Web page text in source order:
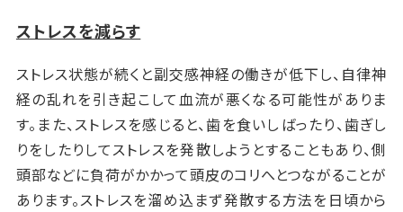
浄をする手間がかかります。長く使っているうちに故障す
ストレスを減らす
ストレス状態が続くと副交感神経の働きが低下し、自律神
経の乱れを引き起こして血流が悪くなる可能性がありま
す。また、ストレスを感じると、歯を食いしばったり、歯ぎし
りをしたりしてストレスを発散しようとすることもあり、側
頭部などに負荷がかかって頭皮のコリへとつながることが
あります。ストレスを溜め込まず発散する方法を日頃から